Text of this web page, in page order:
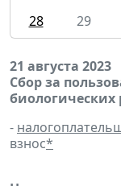
28
29
21 августа 2023
Сбор за
биологических
-
взнос*